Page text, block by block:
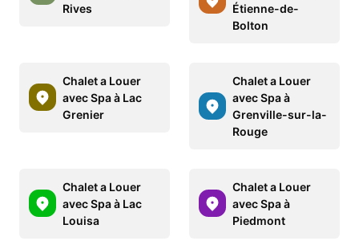
Rives
Étienne-de-
Bolton
Chalet a Louer
avec Spa à Lac
Grenier
Chalet a Louer
avec Spa à
Grenville-sur-la-
Rouge
Chalet a Louer
avec Spa à Lac
Louisa
Chalet a Louer
avec Spa à
Piedmont